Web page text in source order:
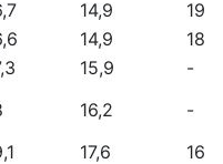
14,9 19
14,9 18
15,9 -
16,2 -
17,6 16